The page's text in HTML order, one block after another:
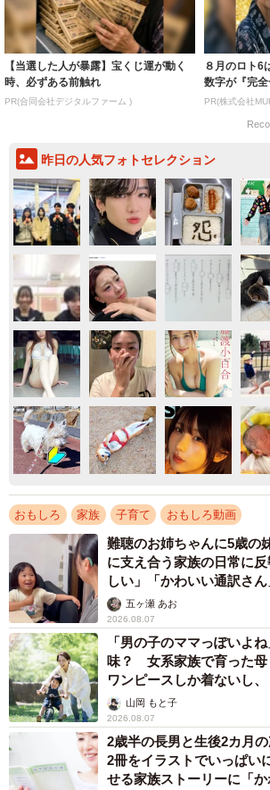
【当選した人が暴露】宝くじ運が動く
時、必ずある前触れ
PR(合同会社デジタルファーム )
８月のロト6
数字が『完
PR(株式会社
昨日の人気フォトセレクション
おもしろ 家族 子育て おもしろ動画
難聴のお姉ちゃんに5歳
に支え合う家族の日常に
しい」「かわいい通訳さん
五ヶ瀬 あお
2026.08.07
「男の子のママっぽいよ
味？ 女系家族で育った
ワンピースしか着ないし
へんが…
山岡 もと子
2026.08.07
2歳半の長男と生後2カ月
2冊をイラストでいっぱ
せる家族ストーリーに「か